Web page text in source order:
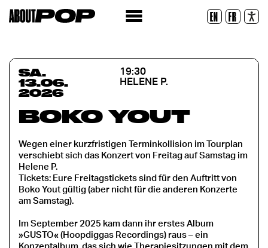
EN FR
Zurücksetzen
SA.
13.06.
2026
19:30
HELENE P.
BOKO YOUT
Wegen einer kurzfristigen Terminkollision im Tourplan
verschiebt sich das Konzert von Freitag auf Samstag im
Helene P.
Tickets: Eure Freitagstickets sind für den Auftritt von
Boko Yout gültig (aber nicht für die anderen Konzerte
am Samstag).
Im September 2025 kam dann ihr erstes Album
»GUSTO« (Hoopdiggas Recordings) raus – ein